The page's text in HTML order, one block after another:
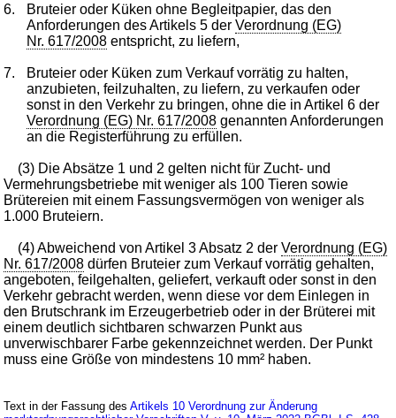
6.
Bruteier oder Küken ohne Begleitpapier, das den
Anforderungen des Artikels 5 derVerordnung (EG)
Nr. 617/2008 entspricht, zu liefern,
7.
Bruteier oder Küken zum Verkauf vorrätig zu halten,
anzubieten, feilzuhalten, zu liefern, zu verkaufen oder
sonst in den Verkehr zu bringen, ohne die in Artikel 6 der
Verordnung (EG) Nr. 617/2008 genannten Anforderungen
an die Registerführung zu erfüllen.
(3) Die Absätze 1 und 2 gelten nicht für Zucht- und
Vermehrungsbetriebe mit weniger als 100 Tieren sowie
Brütereien mit einem Fassungsvermögen von weniger als
1.000 Bruteiern.
(4) Abweichend von Artikel 3 Absatz 2 derVerordnung (EG)
Nr. 617/2008 dürfen Bruteier zum Verkauf vorrätig gehalten,
angeboten, feilgehalten, geliefert, verkauft oder sonst in den
Verkehr gebracht werden, wenn diese vor dem Einlegen in
den Brutschrank im Erzeugerbetrieb oder in der Brüterei mit
einem deutlich sichtbaren schwarzen Punkt aus
unverwischbarer Farbe gekennzeichnet werden. Der Punkt
muss eine Größe von mindestens 10 mm² haben.
Text in der Fassung desArtikels 10 Verordnung zur Änderung